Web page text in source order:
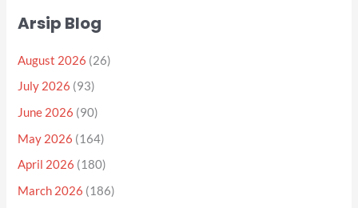
Arsip Blog
August 2026 (26)
July 2026 (93)
June 2026 (90)
May 2026 (164)
April 2026 (180)
March 2026 (186)